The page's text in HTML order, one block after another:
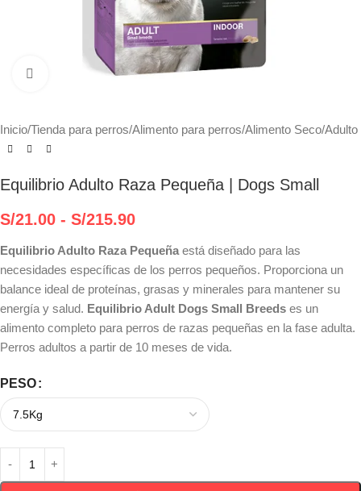
Haga clic para ampliar
Inicio/Tienda para perros/Alimento para perros/Alimento Seco/Adulto
Equilibrio Adulto Raza Pequeña | Dogs Small
S/21.00 - S/215.90
Equilibrio Adulto Raza Pequeña está diseñado para las
necesidades específicas de los perros pequeños. Proporciona un
balance ideal de proteínas, grasas y minerales para mantener su
energía y salud. Equilibrio Adult Dogs Small Breeds es un
alimento completo para perros de razas pequeñas en la fase adulta.
Perros adultos a partir de 10 meses de vida.
PESO